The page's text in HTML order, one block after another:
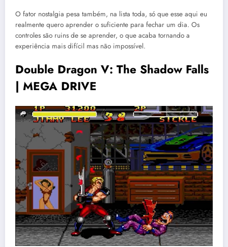
O fator nostalgia pesa também, na lista toda, só que esse aqui eu
realmente quero aprender o suficiente para fechar um dia. Os
controles são ruins de se aprender, o que acaba tornando a
experiência mais difícil mas não impossível.
Double Dragon V: The Shadow Falls
| MEGA DRIVE